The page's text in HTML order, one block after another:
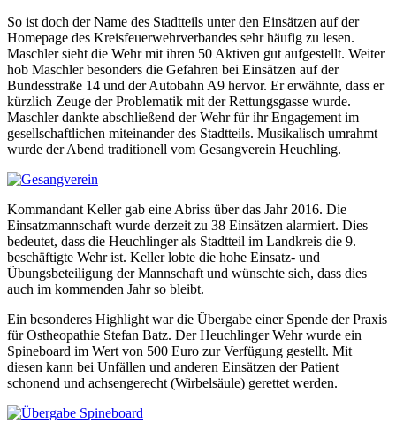
So ist doch der Name des Stadtteils unter den Einsätzen auf der
Homepage des Kreisfeuerwehrverbandes sehr häufig zu lesen.
Maschler sieht die Wehr mit ihren 50 Aktiven gut aufgestellt. Weiter
hob Maschler besonders die Gefahren bei Einsätzen auf der
Bundesstraße 14 und der Autobahn A9 hervor. Er erwähnte, dass er
kürzlich Zeuge der Problematik mit der Rettungsgasse wurde.
Maschler dankte abschließend der Wehr für ihr Engagement im
gesellschaftlichen miteinander des Stadtteils. Musikalisch umrahmt
wurde der Abend traditionell vom Gesangverein Heuchling.
Kommandant Keller gab eine Abriss über das Jahr 2016. Die
Einsatzmannschaft wurde derzeit zu 38 Einsätzen alarmiert. Dies
bedeutet, dass die Heuchlinger als Stadtteil im Landkreis die 9.
beschäftigte Wehr ist. Keller lobte die hohe Einsatz- und
Übungsbeteiligung der Mannschaft und wünschte sich, dass dies
auch im kommenden Jahr so bleibt.
Ein besonderes Highlight war die Übergabe einer Spende der Praxis
für Ostheopathie Stefan Batz. Der Heuchlinger Wehr wurde ein
Spineboard im Wert von 500 Euro zur Verfügung gestellt. Mit
diesen kann bei Unfällen und anderen Einsätzen der Patient
schonend und achsengerecht (Wirbelsäule) gerettet werden.